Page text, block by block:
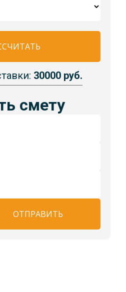
30000 руб.
смету
ОТПРАВИТЬ